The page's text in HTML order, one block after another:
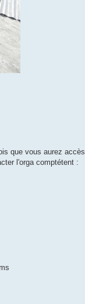
que vous aurez accès
l'orga comptétent :